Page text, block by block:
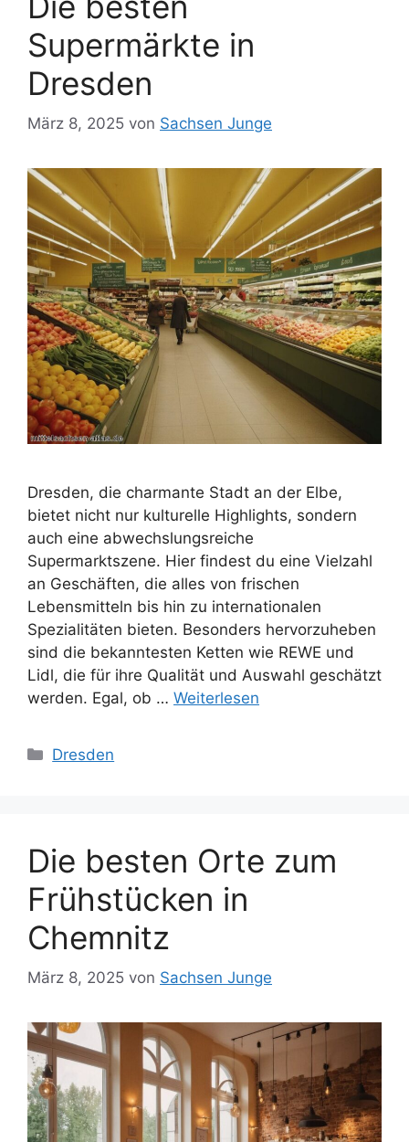
Supermärkte in
Dresden
März 8, 2025 von Sachsen Junge
Dresden, die charmante Stadt an der Elbe,
bietet nicht nur kulturelle Highlights, sondern
auch eine abwechslungsreiche
Supermarktszene. Hier findest du eine Vielzahl
an Geschäften, die alles von frischen
Lebensmitteln bis hin zu internationalen
Spezialitäten bieten. Besonders hervorzuheben
sind die bekanntesten Ketten wie REWE und
Lidl, die für ihre Qualität und Auswahl geschätzt
werden. Egal, ob … Weiterlesen
Kategorien
Dresden
Die besten Orte zum
Frühstücken in
Chemnitz
März 8, 2025 von Sachsen Junge